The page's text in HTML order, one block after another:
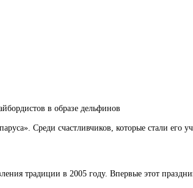
в образе дельфинов
Среди счастливчиков, которые стали его
традиции в 2005 году. Впервые этот